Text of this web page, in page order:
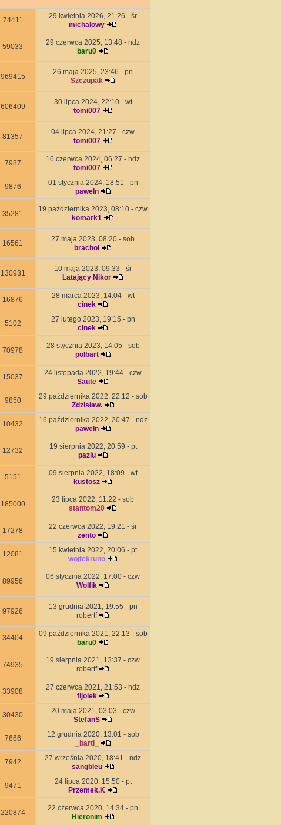
74411
29 kwietnia 2026, 21:26 - śr
michalowy
59033
29 czerwca 2025, 13:48 - ndz
baru0
969415
26 maja 2025, 23:46 - pn
Szczupak
606409
30 lipca 2024, 22:10 - wt
tomi007
81357
04 lipca 2024, 21:27 - czw
tomi007
7987
16 czerwca 2024, 06:27 - ndz
tomi007
9876
01 stycznia 2024, 18:51 - pn
paweln
35281
19 października 2023, 08:10 - czw
komark1
16561
27 maja 2023, 08:20 - sob
brachol
130931
10 maja 2023, 09:33 - śr
Latający Nikor
16876
28 marca 2023, 14:04 - wt
cinek
5102
27 lutego 2023, 19:15 - pn
cinek
70978
28 stycznia 2023, 14:05 - sob
polbart
15037
24 listopada 2022, 19:44 - czw
Saute
9850
29 października 2022, 22:12 - sob
Zdzisław.
10432
16 października 2022, 20:47 - ndz
paweln
12732
19 sierpnia 2022, 20:59 - pt
paziu
5151
09 sierpnia 2022, 18:09 - wt
kustosz
185000
23 lipca 2022, 11:22 - sob
stantom20
17278
22 czerwca 2022, 19:21 - śr
zento
12081
15 kwietnia 2022, 20:06 - pt
wojtekruno
89956
06 stycznia 2022, 17:00 - czw
Wolfik
97926
13 grudnia 2021, 19:55 - pn
robertf
34404
09 października 2021, 22:13 - sob
baru0
74935
19 sierpnia 2021, 13:37 - czw
robertf
33908
27 czerwca 2021, 21:53 - ndz
fijolek
30430
20 maja 2021, 03:03 - czw
StefanS
7666
12 grudnia 2020, 13:01 - sob
_barti_
7942
27 września 2020, 18:41 - ndz
sangbleu
9471
24 lipca 2020, 15:50 - pt
Przemek.K
220874
22 czerwca 2020, 14:34 - pn
Hieronim